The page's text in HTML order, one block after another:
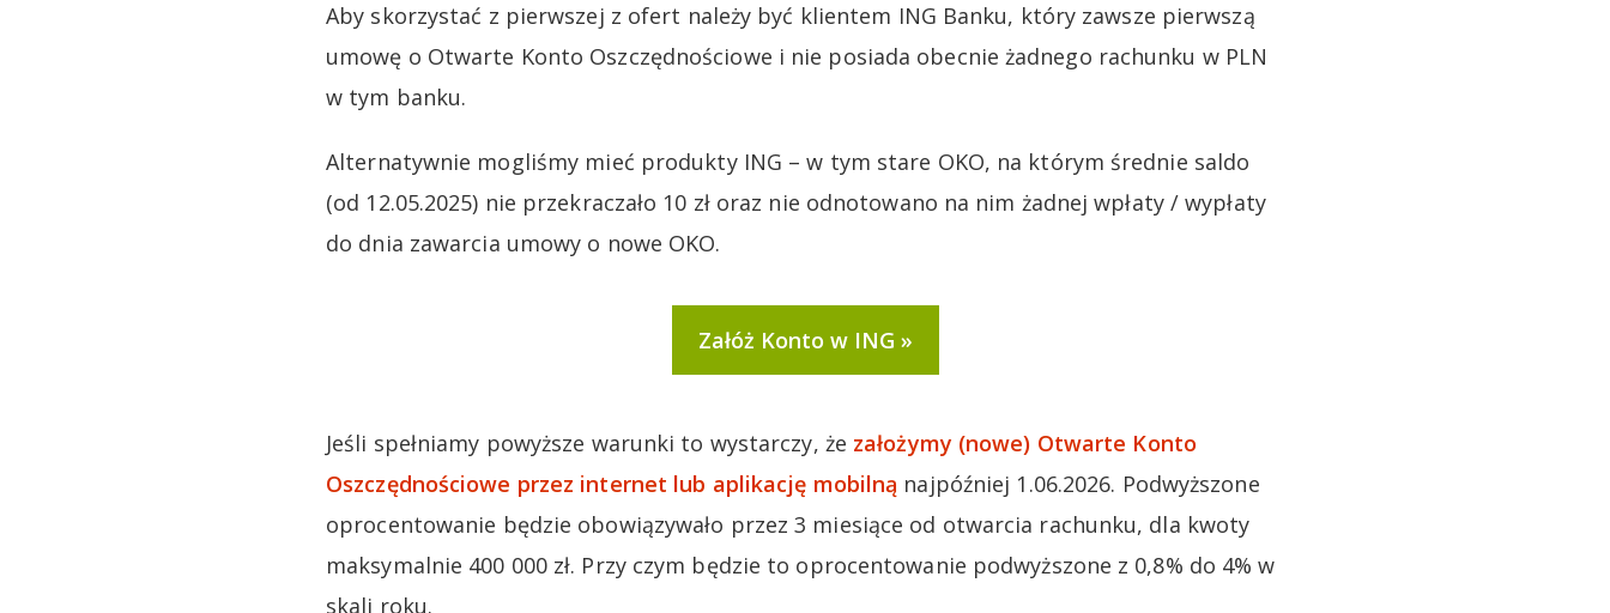
Aby skorzystać z pierwszej z ofert należy być klientem ING Banku, który zawsze pierwszą
umowę o Otwarte Konto Oszczędnościowe i nie posiada obecnie żadnego rachunku w PLN
w tym banku.
Alternatywnie mogliśmy mieć produkty ING – w tym stare OKO, na którym średnie saldo
(od 12.05.2025) nie przekraczało 10 zł oraz nie odnotowano na nim żadnej wpłaty / wypłaty
do dnia zawarcia umowy o nowe OKO.
Załóż Konto w ING
Jeśli spełniamy powyższe warunki to wystarczy, że założymy (nowe) Otwarte Konto
Oszczędnościowe przez internet lub aplikację mobilną najpóźniej 1.06.2026. Podwyższone
oprocentowanie będzie obowiązywało przez 3 miesiące od otwarcia rachunku, dla kwoty
maksymalnie 400 000 zł. Przy czym będzie to oprocentowanie podwyższone z 0,8% do 4% w
skali roku.